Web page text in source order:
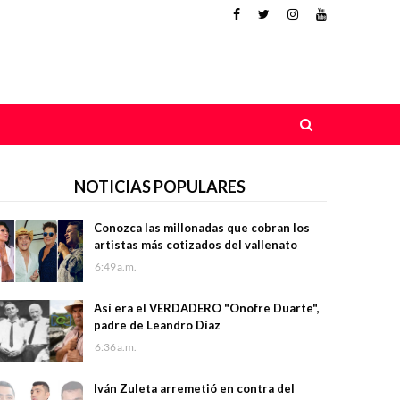
NOTICIAS POPULARES
Conozca las millonadas que cobran los
artistas más cotizados del vallenato
6:49 a.m.
Así era el VERDADERO "Onofre Duarte",
padre de Leandro Díaz
6:36 a.m.
Iván Zuleta arremetió en contra del